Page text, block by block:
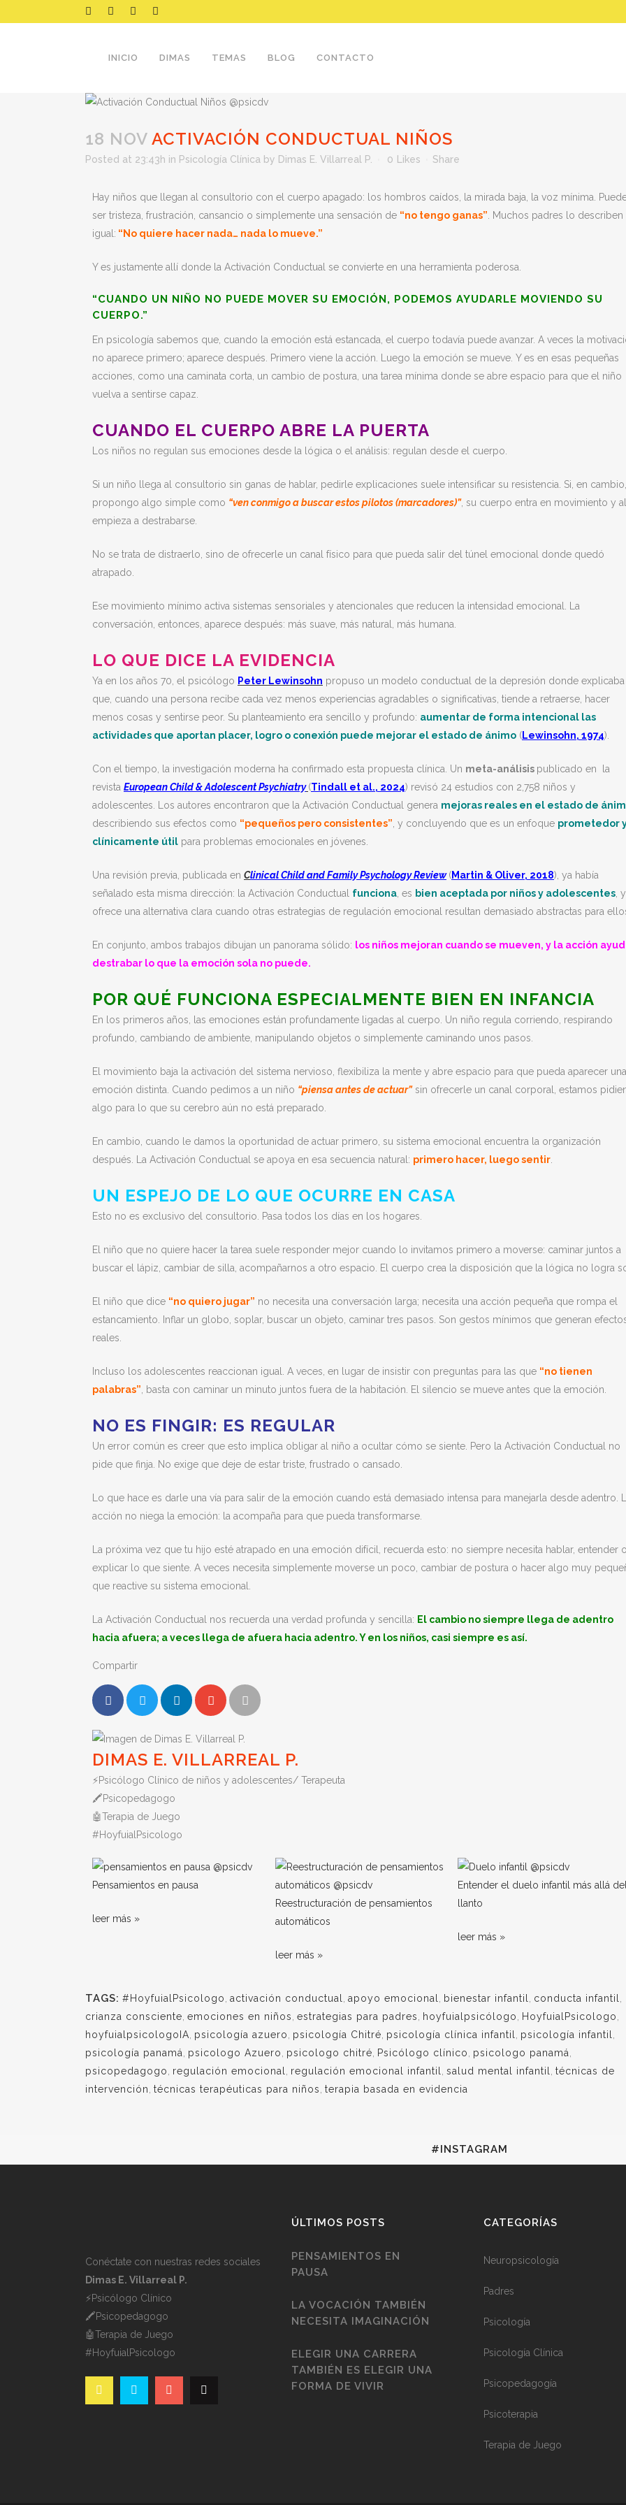
INICIO DIMAS TEMAS BLOG CONTACTO
18 NOV ACTIVACIÓN CONDUCTUAL NIÑOS
Posted at 23:43h in Psicología Clínica by Dimas E. Villarreal P. 0 Likes Share
Hay niños que llegan al consultorio con el cuerpo apagado: los hombros caídos, la mirada baja, la voz mínima.
ser tristeza, frustración, cansancio o simplemente una sensación de “no tengo ganas” . Muchos padres lo describen
igual: “No quiere hacer nada… nada lo mueve.”
Y es justamente allí donde la Activación Conductual se convierte en una herramienta poderosa.
“CUANDO UN NIÑO NO PUEDE MOVER SU EMOCIÓN, PODEMOS AYUDARLE MOVIENDO SU
CUERPO.”
En psicología sabemos que, cuando la emoción está estancada, el cuerpo todavía puede avanzar. A veces la
no aparece primero; aparece después. Primero viene la acción. Luego la emoción se mueve. Y es en esas pequeñas
acciones, como una caminata corta, un cambio de postura, una tarea mínima donde se abre espacio para que el niño
vuelva a sentirse capaz.
CUANDO EL CUERPO ABRE LA PUERTA
Los niños no regulan sus emociones desde la lógica o el análisis: regulan desde el cuerpo.
Si un niño llega al consultorio sin ganas de hablar, pedirle explicaciones suele intensificar su resistencia. Si, en
propongo algo simple como “ven conmigo a buscar estos pilotos (marcadores)”, su cuerpo entra en movimiento y
empieza a destrabarse.
No se trata de distraerlo, sino de ofrecerle un canal físico para que pueda salir del túnel emocional donde quedó
atrapado.
Ese movimiento mínimo activa sistemas sensoriales y atencionales que reducen la intensidad emocional. La
conversación, entonces, aparece después: más suave, más natural, más humana.
LO QUE DICE LA EVIDENCIA
Ya en los años 70, el psicólogo Peter Lewinsohn propuso un modelo conductual de la depresión donde explicaba
que, cuando una persona recibe cada vez menos experiencias agradables o significativas, tiende a retraerse, hacer
menos cosas y sentirse peor. Su planteamiento era sencillo y profundo: aumentar de forma intencional las
actividades que aportan placer, logro o conexión puede mejorar el estado de ánimo (Lewinsohn, 1974).
Con el tiempo, la investigación moderna ha confirmado esta propuesta clínica. Un meta-análisis publicado en la
revista European Child & Adolescent Psychiatry (Tindall et al., 2024) revisó 24 estudios con 2,758 niños y
adolescentes . Los autores encontraron que la Activación Conductual genera mejoras reales en el estado de
describiendo sus efectos como “pequeños pero consistentes” , y concluyendo que es un enfoque prometedor
clínicamente útil para problemas emocionales en jóvenes.
Una revisión previa, publicada en Clinical Child and Family Psychology Review (Martin & Oliver, 2018), ya había
señalado esta misma dirección: la Activación Conductual funciona , es bien aceptada por niños y adolescentes , y
ofrece una alternativa clara cuando otras estrategias de regulación emocional resultan demasiado abstractas para
En conjunto, ambos trabajos dibujan un panorama sólido: los niños mejoran cuando se mueven, y la acción
destrabar lo que la emoción sola no puede.
POR QUÉ FUNCIONA ESPECIALMENTE BIEN EN INFANCIA
En los primeros años, las emociones están profundamente ligadas al cuerpo. Un niño regula corriendo, respirando
profundo, cambiando de ambiente, manipulando objetos o simplemente caminando unos pasos.
El movimiento baja la activación del sistema nervioso, flexibiliza la mente y abre espacio para que pueda aparecer una
emoción distinta. Cuando pedimos a un niño “piensa antes de actuar”sin ofrecerle un canal corporal, estamos
algo para lo que su cerebro aún no está preparado.
En cambio, cuando le damos la oportunidad de actuar primero, su sistema emocional encuentra la organización
después. La Activación Conductual se apoya en esa secuencia natural: primero hacer, luego sentir
UN ESPEJO DE LO QUE OCURRE EN CASA
Esto no es exclusivo del consultorio. Pasa todos los días en los hogares.
El niño que no quiere hacer la tarea suele responder mejor cuando lo invitamos primero a moverse: caminar juntos a
buscar el lápiz, cambiar de silla, acompañarnos a otro espacio. El cuerpo crea la disposición que la lógica no logra
El niño que dice “no quiero jugar” no necesita una conversación larga; necesita una acción pequeña que rompa el
estancamiento. Inflar un globo, soplar, buscar un objeto, caminar tres pasos. Son gestos mínimos que generan
reales.
Incluso los adolescentes reaccionan igual. A veces, en lugar de insistir con preguntas para las que “no tienen
palabras” , basta con caminar un minuto juntos fuera de la habitación. El silencio se mueve antes que la emoción.
NO ES FINGIR: ES REGULAR
Un error común es creer que esto implica obligar al niño a ocultar cómo se siente. Pero la Activación Conductual no
pide que finja. No exige que deje de estar triste, frustrado o cansado.
Lo que hace es darle una vía para salir de la emoción cuando está demasiado intensa para manejarla desde adentro.
acción no niega la emoción: la acompaña para que pueda transformarse.
La próxima vez que tu hijo esté atrapado en una emoción difícil, recuerda esto: no siempre necesita hablar, entender
explicar lo que siente. A veces necesita simplemente moverse un poco, cambiar de postura o hacer algo muy
que reactive su sistema emocional.
La Activación Conductual nos recuerda una verdad profunda y sencilla: El cambio no siempre llega de adentro
hacia afuera; a veces llega de afuera hacia adentro.Y en los niños, casi siempre es así.
Compartir
DIMAS E. VILLARREAL P.
⚡️Psicólogo Clínico de niños y adolescentes/ Terapeuta
🖍Psicopedagogo
🤖Terapia de Juego
#HoyfuialPsicologo
Pensamientos en pausa
leer más »
Reestructuración de pensamientos
automáticos
leer más »
Entender el duelo infantil más allá
llanto
leer más »
TAGS: #HoyfuialPsicologo activación conductual apoyo emocional bienestar infantil conducta infantil
crianza consciente emociones en niños estrategias para padres hoyfuialpsicólogo HoyfuialPsicologo
hoyfuialpsicologoIA psicología azuero psicología Chitré psicología clínica infantil psicología infantil
psicología panamá
psicologo Azuero psicologo chitré Psicólogo clínico psicologo panamá
psicopedagogo
regulación emocional regulación emocional infantil salud mental infantil
técnicas de
intervención técnicas terapéuticas para niños terapia basada en evidencia
#INSTAGRAM
Conéctate con nuestras redes sociales
Dimas E. Villarreal P.
⚡️Psicólogo Clínico
🖍Psicopedagogo
🤖Terapia de Juego
#HoyfuialPsicologo
ÚLTIMOS POSTS
PENSAMIENTOS EN
PAUSA
LA VOCACIÓN TAMBIÉN
NECESITA IMAGINACIÓN
ELEGIR UNA CARRERA
TAMBIÉN ES ELEGIR UNA
FORMA DE VIVIR
CATEGORÍAS
Neuropsicología
Padres
Psicología
Psicología Clínica
Psicopedagogía
Psicoterapia
Terapia de Juego